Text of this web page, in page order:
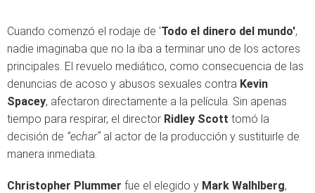
Cuando comenzó el rodaje de 'Todo el dinero del mundo',
nadie imaginaba que no la iba a terminar uno de los actores
principales. El revuelo mediático, como consecuencia de las
denuncias de acoso y abusos sexuales contra Kevin
Spacey, afectaron directamente a la película. Sin apenas
tiempo para respirar, el director Ridley Scott tomó la
decisión de “echar”al actor de la producción y sustituirle de
manera inmediata.
Christopher Plummer fue el elegido y Mark Walhlberg,